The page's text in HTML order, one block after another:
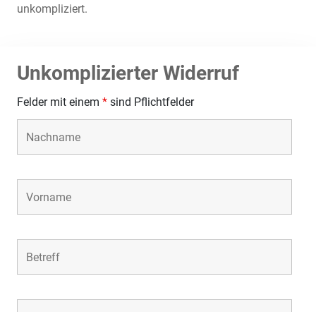
unkompliziert.
Unkomplizierter Widerruf
Felder mit einem * sind Pflichtfelder